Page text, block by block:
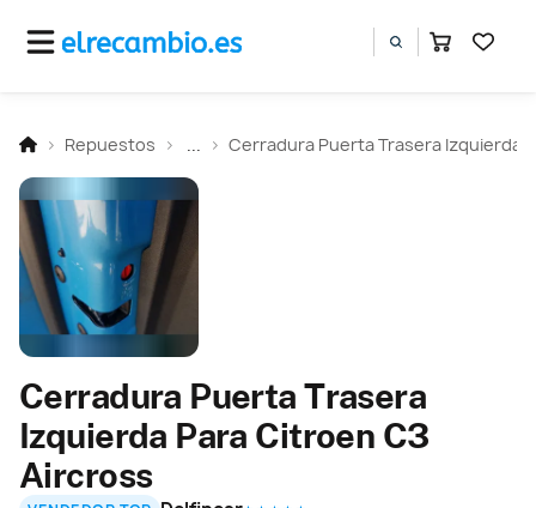
Repuestos Cerradura Puerta Trasera Izquierda
Cerradura Puerta Trasera
Izquierda Para Citroen C3
Aircross